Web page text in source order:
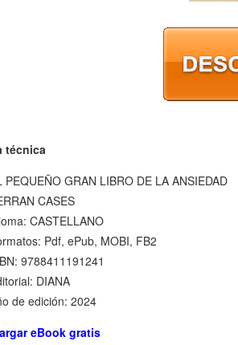
técnica
PEQUEÑO GRAN LIBRO DE LA ANSIEDAD
CASES
CASTELLANO
Pdf, ePub, MOBI, FB2
9788411191241
DIANA
de edición: 2024
eBook gratis